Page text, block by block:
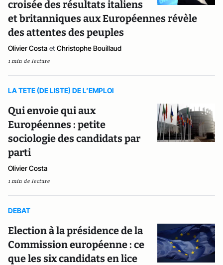
croisée des résultats italiens
et britanniques aux Européennes révèle
des attentes des peuples
Olivier Costa et Christophe Bouillaud
1 min de lecture
LA TETE (DE LISTE) DE L’EMPLOI
Qui envoie qui aux
Européennes : petite
sociologie des candidats par
parti
Olivier Costa
1 min de lecture
DEBAT
Election à la présidence de la
Commission européenne : ce
que les six candidats en lice